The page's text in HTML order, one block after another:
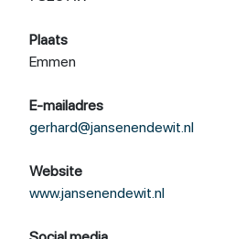
Plaats
Emmen
E-mailadres
gerhard@jansenendewit.nl
Website
www.jansenendewit.nl